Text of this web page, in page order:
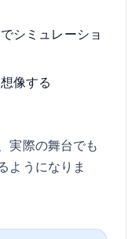
シミュレーショ
像する
実際の舞台でも
ようになりま